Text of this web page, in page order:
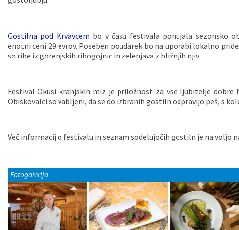
Gostilna pod Krvavcem bo v času festivala ponujala sezonsko
enotni ceni 29 evrov. Poseben poudarek bo na uporabi lokalno
so ribe iz gorenjskih ribogojnic in zelenjava z bližnjih njiv.
Festival Okusi kranjskih miz je priložnost za vse ljubitelje
Obiskovalci so vabljeni, da se do izbranih gostiln odpravijo peš, s
Več informacij o festivalu in seznam sodelujočih gostiln je na voljo
Fotogalerija
Častno razsodišče
Gasilstvo, zaščita in reševanje
MojaObčina.si